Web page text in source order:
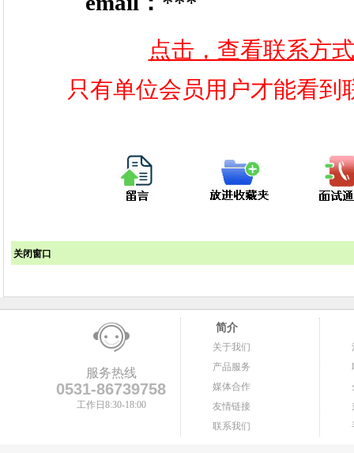
点击，查看联系方
只有单位会员用户才能看到
关闭窗口
服务热线
0531-86739758
工作日8:30-18:00
简介
关于我们
产品服务
媒体合作
友情链接
联系我们